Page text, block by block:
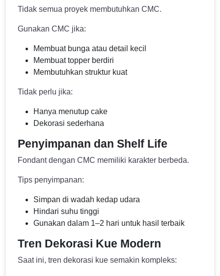
Tidak semua proyek membutuhkan CMC.
Gunakan CMC jika:
Membuat bunga atau detail kecil
Membuat topper berdiri
Membutuhkan struktur kuat
Tidak perlu jika:
Hanya menutup cake
Dekorasi sederhana
Penyimpanan dan Shelf Life
Fondant dengan CMC memiliki karakter berbeda.
Tips penyimpanan:
Simpan di wadah kedap udara
Hindari suhu tinggi
Gunakan dalam 1–2 hari untuk hasil terbaik
Tren Dekorasi Kue Modern
Saat ini, tren dekorasi kue semakin kompleks: